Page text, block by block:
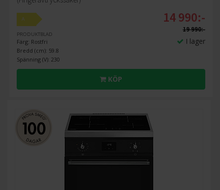
A
PRODUKTBLAD
Färg: Rostfri
Bredd (cm): 59.8
Spänning (V): 230
14 990:-
19 990:-
I lager
KÖP